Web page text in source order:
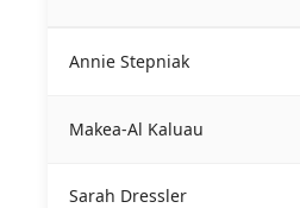
Annie Stepniak
Makea-Al Kaluau
Sarah Dressler